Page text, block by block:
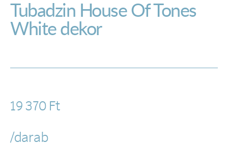
Tubadzin House Of Tones
White dekor
19 370 Ft
/darab